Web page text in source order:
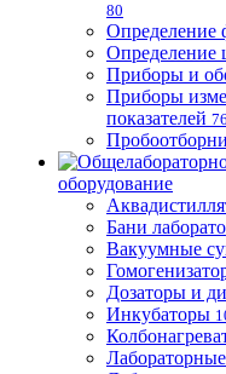
80
Определение
Определение
Приборы и
Приборы
показателей 76
оборудование
Бани
Вакуумные
Дозаторы и
Инкубаторы